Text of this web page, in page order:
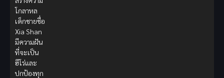
โกลาหล
เด็กชายชื่อ
Xia Shan
มีความฝัน
ที่จะเป็น
ฮีโร่และ
ปกป้องทุก